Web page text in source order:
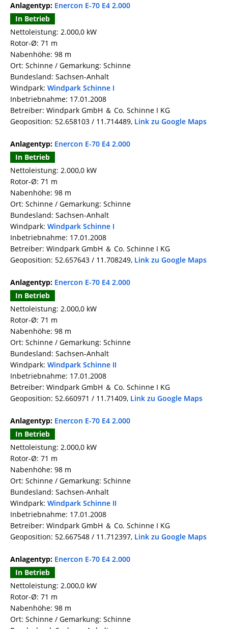
Anlagentyp: Enercon E-70 E4 2.000
In Betrieb
Nettoleistung: 2.000,0 kW
Rotor-Ø: 71 m
Nabenhöhe: 98 m
Ort: Schinne / Gemarkung: Schinne
Bundesland: Sachsen-Anhalt
Windpark: Windpark Schinne I
Inbetriebnahme: 17.01.2008
Betreiber: Windpark GmbH ＆ Co. Schinne I KG
Geoposition: 52.658103 / 11.714489, Link zu Google Maps
Anlagentyp: Enercon E-70 E4 2.000
In Betrieb
Nettoleistung: 2.000,0 kW
Rotor-Ø: 71 m
Nabenhöhe: 98 m
Ort: Schinne / Gemarkung: Schinne
Bundesland: Sachsen-Anhalt
Windpark: Windpark Schinne I
Inbetriebnahme: 17.01.2008
Betreiber: Windpark GmbH ＆ Co. Schinne I KG
Geoposition: 52.657643 / 11.708249, Link zu Google Maps
Anlagentyp: Enercon E-70 E4 2.000
In Betrieb
Nettoleistung: 2.000,0 kW
Rotor-Ø: 71 m
Nabenhöhe: 98 m
Ort: Schinne / Gemarkung: Schinne
Bundesland: Sachsen-Anhalt
Windpark: Windpark Schinne II
Inbetriebnahme: 17.01.2008
Betreiber: Windpark GmbH ＆ Co. Schinne I KG
Geoposition: 52.660971 / 11.71409, Link zu Google Maps
Anlagentyp: Enercon E-70 E4 2.000
In Betrieb
Nettoleistung: 2.000,0 kW
Rotor-Ø: 71 m
Nabenhöhe: 98 m
Ort: Schinne / Gemarkung: Schinne
Bundesland: Sachsen-Anhalt
Windpark: Windpark Schinne II
Inbetriebnahme: 17.01.2008
Betreiber: Windpark GmbH ＆ Co. Schinne I KG
Geoposition: 52.667548 / 11.712397, Link zu Google Maps
Anlagentyp: Enercon E-70 E4 2.000
In Betrieb
Nettoleistung: 2.000,0 kW
Rotor-Ø: 71 m
Nabenhöhe: 98 m
Ort: Schinne / Gemarkung: Schinne